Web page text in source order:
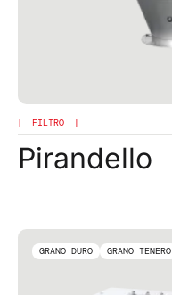
FILTRO
Pirandello
GRANO DURO GRANO TENERO